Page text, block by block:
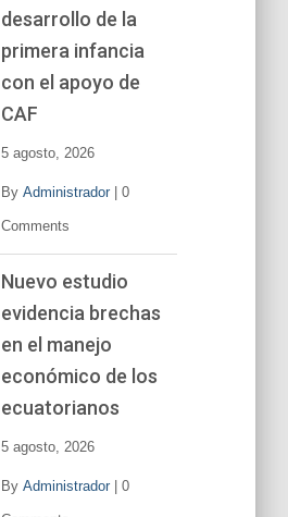
desarrollo de la
primera infancia
con el apoyo de
CAF
5 agosto, 2026
By Administrador| 0
Comments
Nuevo estudio
evidencia brechas
en el manejo
económico de los
ecuatorianos
5 agosto, 2026
By Administrador| 0